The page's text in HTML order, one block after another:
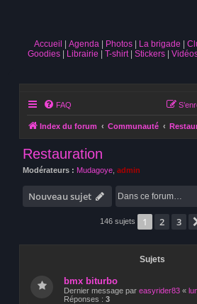
Accueil Agenda Photos La brigade
Goodies
Librairie T-shirt Stickers
FAQ
Index du forum Communauté
Restauration
Modérateurs : Mudagoye admin
Nouveau sujet
146 sujets 1 2 3
Sujets
bmx biturbo
Dernier message par easyrider83 «
Réponses : 3